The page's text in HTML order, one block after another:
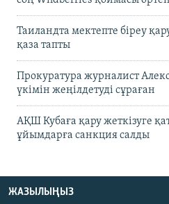
Таиландта мектепте біреу
қаза тапты
Прокуратура журналист
үкімін жеңілдетуді сұраған
АҚШ Кубаға қару жеткізуге
ұйымдарға санкция салды
ЖАЗЫЛЫҢЫЗ